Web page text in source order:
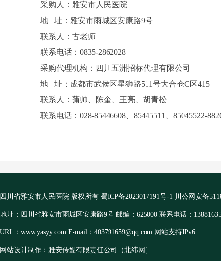
采购人：雅安市人民医院
地 址：雅安市雨城区安康路9号
联系人：古老师
联系电话：0835-2862028
采购代理机构：四川五洲招标代理有限公司
地 址：成都市武侯区星狮路511号大合仓C区415
联系人：蒲帅、陈奎、王亮、胡青松
联系电话：028-85446608、85445511、85045522-
四川省雅安市人民医院 版权所有 蜀ICP备2023017191号-1 川公网安备
地址：四川省雅安市雨城区安康路9号 邮编：625000 联系电话：
URL：www.yasyy.com E-mail：403791659@qq.com 网站支持IPv6
网站设计制作：雅安传媒有限责任公司（北纬网）